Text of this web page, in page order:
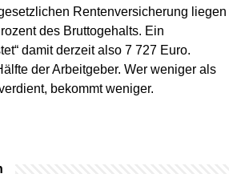
Rentenversicherung liegen
des Bruttogehalts. Ein
damit derzeit also 7 727 Euro.
der Arbeitgeber. Wer weniger als
bekommt weniger.